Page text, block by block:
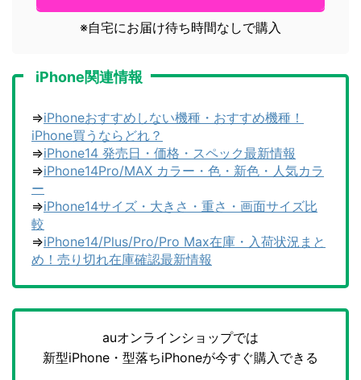
※自宅にお届け待ち時間なしで購入
iPhone関連情報
⇒iPhoneおすすめしない機種・おすすめ機種！
iPhone買うならどれ？
⇒iPhone14 発売日・価格・スペック最新情報
⇒iPhone14Pro/MAX カラー・色・新色・人気カラ
ー
⇒iPhone14サイズ・大きさ・重さ・画面サイズ比
較
⇒iPhone14/Plus/Pro/Pro Max在庫・入荷状況まと
め！売り切れ在庫確認最新情報
auオンラインショップでは
新型iPhone・型落ちiPhoneが今すぐ購入できる